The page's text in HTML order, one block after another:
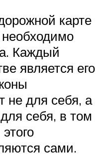
карте
необходимо
Каждый
является его
не для себя, а
себя, в том
сами.